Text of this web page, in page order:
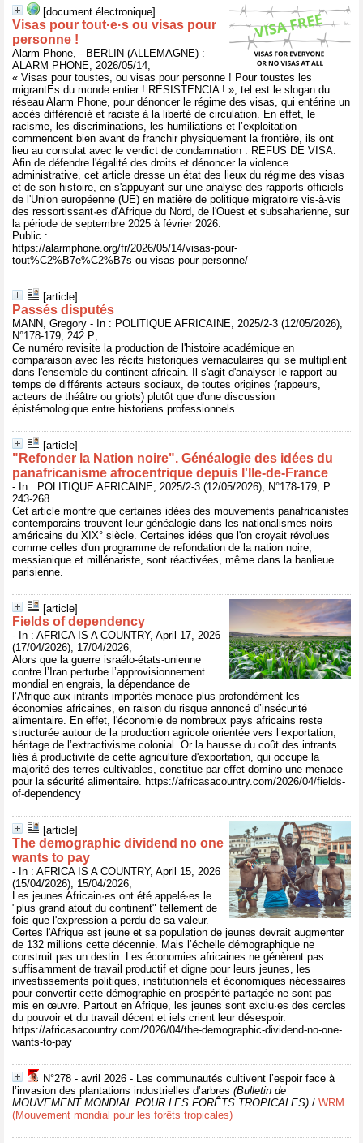
[document électronique]
Visas pour tout·e·s ou visas pour
personne !
Alarm Phone, - BERLIN (ALLEMAGNE) :
ALARM PHONE, 2026/05/14,
« Visas pour toustes, ou visas pour personne ! Pour toustes les
migrantEs du monde entier ! RESISTENCIA ! », tel est le slogan du
réseau Alarm Phone, pour dénoncer le régime des visas, qui entérine un
accès différencié et raciste à la liberté de circulation. En effet, le
racisme, les discriminations, les humiliations et l’exploitation
commencent bien avant de franchir physiquement la frontière, ils ont
lieu au consulat avec le verdict de condamnation : REFUS DE VISA.
Afin de défendre l'égalité des droits et dénoncer la violence
administrative, cet article dresse un état des lieux du régime des visas
et de son histoire, en s'appuyant sur une analyse des rapports officiels
de l'Union européenne (UE) en matière de politique migratoire vis-à-vis
des ressortissant·es d'Afrique du Nord, de l'Ouest et subsaharienne, sur
la période de septembre 2025 à février 2026.
Public :
https://alarmphone.org/fr/2026/05/14/visas-pour-
tout%C2%B7e%C2%B7s-ou-visas-pour-personne/
[article]
Passés disputés
MANN, Gregory - In : POLITIQUE AFRICAINE, 2025/2-3 (12/05/2026),
N°178-179, 242 P;
Ce numéro revisite la production de l'histoire académique en
comparaison avec les récits historiques vernaculaires qui se multiplient
dans l'ensemble du continent africain. Il s'agit d'analyser le rapport au
temps de différents acteurs sociaux, de toutes origines (rappeurs,
acteurs de théâtre ou griots) plutôt que d'une discussion
épistémologique entre historiens professionnels.
[article]
"Refonder la Nation noire". Généalogie des idées du
panafricanisme afrocentrique depuis l'Ile-de-France
- In : POLITIQUE AFRICAINE, 2025/2-3 (12/05/2026), N°178-179, P.
243-268
Cet article montre que certaines idées des mouvements panafricanistes
contemporains trouvent leur généalogie dans les nationalismes noirs
américains du XIX° siècle. Certaines idées que l'on croyait révolues
comme celles d'un programme de refondation de la nation noire,
messianique et millénariste, sont réactivées, même dans la banlieue
parisienne.
[article]
Fields of dependency
- In : AFRICA IS A COUNTRY, April 17, 2026
(17/04/2026), 17/04/2026,
Alors que la guerre israélo-états-unienne
contre l’Iran perturbe l’approvisionnement
mondial en engrais, la dépendance de
l’Afrique aux intrants importés menace plus profondément les
économies africaines, en raison du risque annoncé d’insécurité
alimentaire. En effet, l'économie de nombreux pays africains reste
structurée autour de la production agricole orientée vers l’exportation,
héritage de l’extractivisme colonial. Or la hausse du coût des intrants
liés à productivité de cette agriculture d'exportation, qui occupe la
majorité des terres cultivables, constitue par effet domino une menace
pour la sécurité alimentaire. https://africasacountry.com/2026/04/fields-
of-dependency
[article]
The demographic dividend no one
wants to pay
- In : AFRICA IS A COUNTRY, April 15, 2026
(15/04/2026), 15/04/2026,
Les jeunes Africain·es ont été appelé·es le
"plus grand atout du continent" tellement de
fois que l'expression a perdu de sa valeur.
Certes l'Afrique est jeune et sa population de jeunes devrait augmenter
de 132 millions cette décennie. Mais l’échelle démographique ne
construit pas un destin. Les économies africaines ne génèrent pas
suffisamment de travail productif et digne pour leurs jeunes, les
investissements politiques, institutionnels et économiques nécessaires
pour convertir cette démographie en prospérité partagée ne sont pas
mis en œuvre. Partout en Afrique, les jeunes sont exclu·es des cercles
du pouvoir et du travail décent et iels crient leur désespoir.
https://africasacountry.com/2026/04/the-demographic-dividend-no-one-
wants-to-pay
N°278 - avril 2026 - Les communautés cultivent l’espoir face à
l’invasion des plantations industrielles d’arbres (Bulletin de
MOUVEMENT MONDIAL POUR LES FORÊTS TROPICALES) / WRM
(Mouvement mondial pour les forêts tropicales)